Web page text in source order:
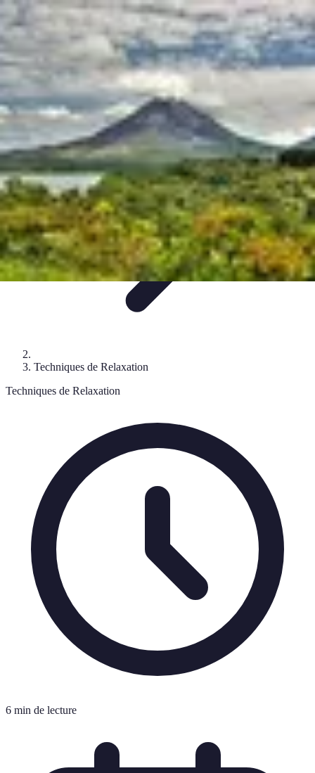
Relaxation Pour Tous
Relaxation et Bien-êtreTechniques de RelaxationMéditationBien-
être et Nature
Pratiques de relaxation
Relaxation Pour Tous
Techniques de Relaxation
Techniques de Relaxation
6 min de lecture